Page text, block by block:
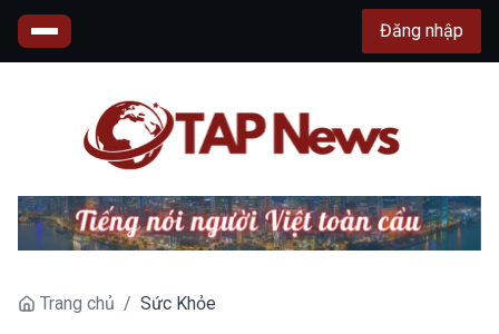
Đăng nhập
Trang chủ / Sức Khỏe